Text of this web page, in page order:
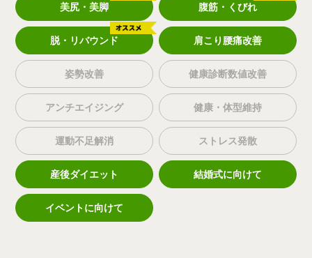
美尻・美脚 腹筋・くびれ
脱・リバウンド 肩こり腰痛改善
姿勢改善 健康診断数値改善
アンチエイジング 健康・体型維持
運動不足解消 ストレス発散
産後ダイエット 結婚式に向けて
イベントに向けて